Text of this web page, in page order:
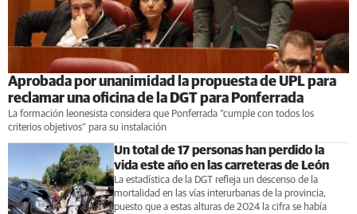
Aprobada por unanimidad la propuesta de UPL para
reclamar una oficina de la DGT para Ponferrada
La formación leonesista considera que Ponferrada “cumple con todos los
criterios objetivos” para su instalación
Un total de 17 personas han perdido la
vida este año en las carreteras de León
La estadística de la DGT refleja un descenso de la
mortalidad en las vías interurbanas de la provincia,
puesto que a estas alturas de 2024 la cifra se había